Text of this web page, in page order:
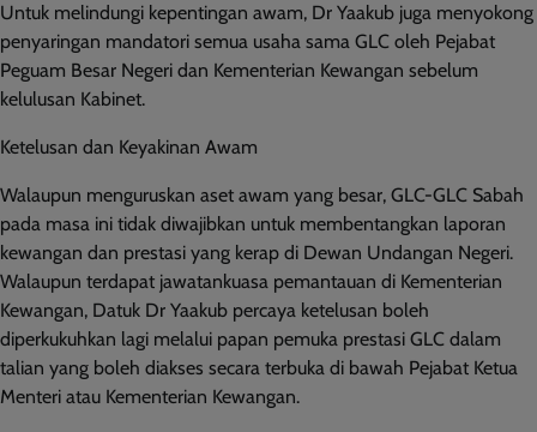
Untuk melindungi kepentingan awam, Dr Yaakub juga menyokong
penyaringan mandatori semua usaha sama GLC oleh Pejabat
Peguam Besar Negeri dan Kementerian Kewangan sebelum
kelulusan Kabinet.
Ketelusan dan Keyakinan Awam
Walaupun menguruskan aset awam yang besar, GLC-GLC Sabah
pada masa ini tidak diwajibkan untuk membentangkan laporan
kewangan dan prestasi yang kerap di Dewan Undangan Negeri.
Walaupun terdapat jawatankuasa pemantauan di Kementerian
Kewangan, Datuk Dr Yaakub percaya ketelusan boleh
diperkukuhkan lagi melalui papan pemuka prestasi GLC dalam
talian yang boleh diakses secara terbuka di bawah Pejabat Ketua
Menteri atau Kementerian Kewangan.